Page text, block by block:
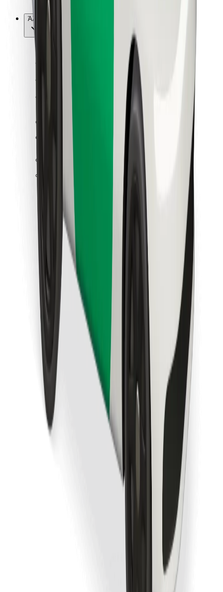
Bolt for Business
Άλλο
Προμηθευτές
Όροι & Προϋποθέσεις
Ασφάλεια
Πάρε ταξί μέσα σε λίγα λεπτά!
Κατέβασε την εφαρμογή Bolt
Βρείτε το αγαπημένο σας φαγητό!
Κατεβάστε την εφαρμογή Bolt Food